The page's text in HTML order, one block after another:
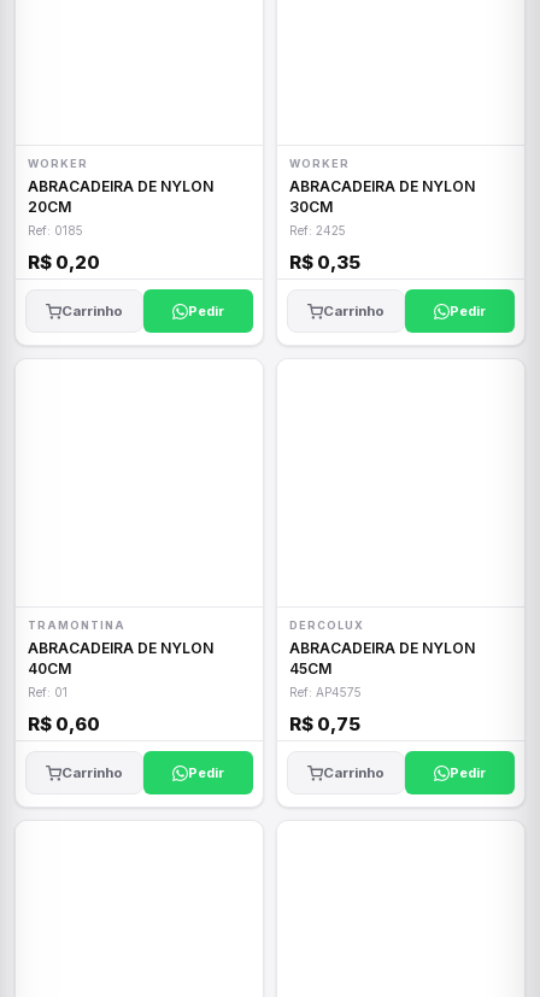
WORKER
ABRACADEIRA DE NYLON
20CM
Ref: 0185
R$ 0,20
Carrinho Pedir
WORKER
ABRACADEIRA DE NYLON
30CM
Ref: 2425
R$ 0,35
Carrinho Pedir
TRAMONTINA
ABRACADEIRA DE NYLON
40CM
Ref: 01
R$ 0,60
Carrinho Pedir
DERCOLUX
ABRACADEIRA DE NYLON
45CM
Ref: AP4575
R$ 0,75
Carrinho Pedir